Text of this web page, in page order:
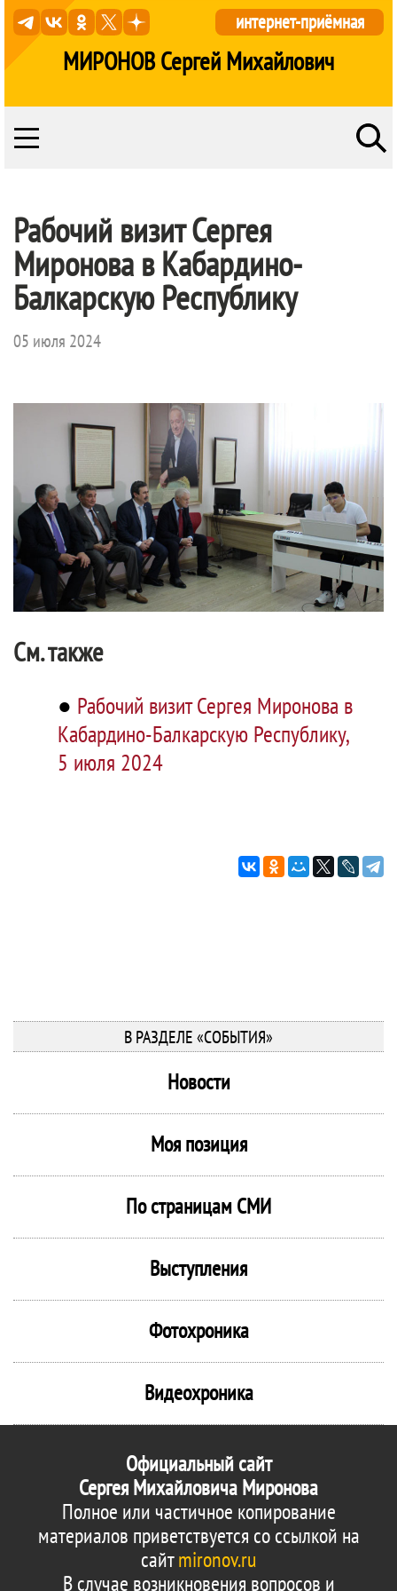
МИРОНОВ Сергей Михайлович
интернет-приёмная
Рабочий визит Сергея
Миронова в Кабардино-
Балкарскую Республику
05 июля 2024
См. также
● Рабочий визит Сергея Миронова в
Кабардино-Балкарскую Республику,
5 июля 2024
В РАЗДЕЛЕ «СОБЫТИЯ»
Новости
Моя позиция
По страницам СМИ
Выступления
Фотохроника
Видеохроника
Официальный сайт
Сергея Михайловича Миронова
Полное или частичное копирование
материалов приветствуется со ссылкой на
сайтmironov.ru
В случае возникновения вопросов и